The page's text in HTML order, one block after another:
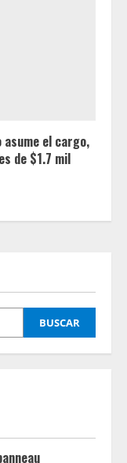
el cargo,
de $1.7 mil
BUSCAR